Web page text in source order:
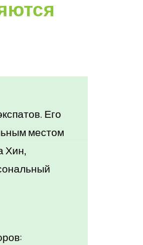
Его
местом
Хин,